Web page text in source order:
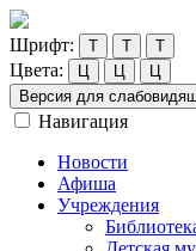
Шрифт: Т Т Т
Цвета: Ц Ц
Ц
Версия для
Навигация
Новости
Афиша
Учреждения